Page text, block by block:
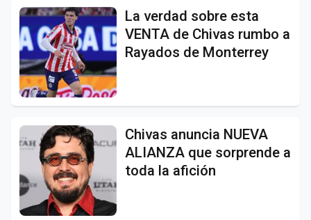
La verdad sobre esta
VENTA de Chivas rumbo a
Rayados de Monterrey
Chivas anuncia NUEVA
ALIANZA que sorprende a
toda la afición